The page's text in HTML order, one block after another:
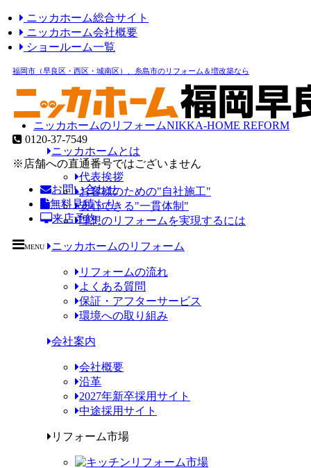
ニッカホーム総合サイト
ニッカホーム会社概要
ショールーム一覧
福岡市（早良区・西区・城南区）、糸島市のリフォーム＆増改築なら
0120-37-7549
※店舗への直通番号ではございません
お問い合わせ
無料見積もり
来店予約
MENU
ニッカホームのリフォームNIKKA-HOME REFORM
ニッカホームとは
代表挨拶
お客様のための"自社施工"
安心できる"一貫体制"
理想のリフォームを実現するには
ニッカホームのリフォーム
リフォームの流れ
よくある質問
保証・アフターサービス
環境への取り組み
会社案内
会社概要
沿革
2027年新卒採用サイト
中途採用サイト
リフォーム市場